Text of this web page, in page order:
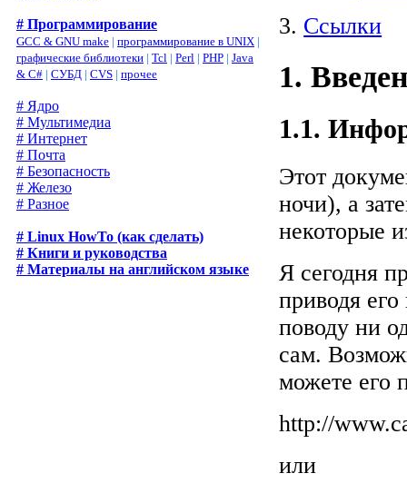
# Программирование
GCC & GNU make | программирование в UNIX |
графические библиотеки | Tcl | Perl | PHP | Java
& C# | СУБД | CVS | прочее
# Ядро
# Мультимедиа
# Интернет
# Почта
# Безопасность
# Железо
# Разное
# Linux HowTo (как сделать)
# Книги и руководства
# Материалы на английском языке
3. Ссылки
1.
1.1.
Этот
ночи), а
некоторые
Я сегодня
приводя
поводу ни
сам.
можете его
http://
или